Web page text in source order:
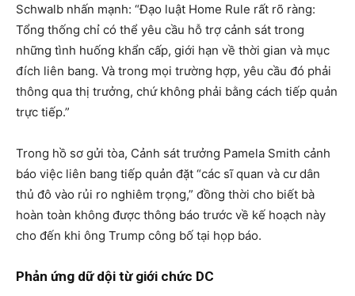
Schwalb nhấn mạnh: “Đạo luật Home Rule rất rõ ràng:
Tổng thống chỉ có thể yêu cầu hỗ trợ cảnh sát trong
những tình huống khẩn cấp, giới hạn về thời gian và mục
đích liên bang. Và trong mọi trường hợp, yêu cầu đó phải
thông qua thị trưởng, chứ không phải bằng cách tiếp quản
trực tiếp.”
Trong hồ sơ gửi tòa, Cảnh sát trưởng Pamela Smith cảnh
báo việc liên bang tiếp quản đặt “các sĩ quan và cư dân
thủ đô vào rủi ro nghiêm trọng,” đồng thời cho biết bà
hoàn toàn không được thông báo trước về kế hoạch này
cho đến khi ông Trump công bố tại họp báo.
Phản ứng dữ dội từ giới chức DC